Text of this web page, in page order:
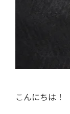
こんにちは！